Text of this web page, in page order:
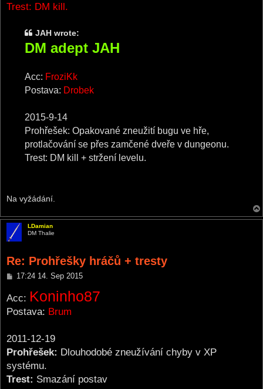
Trest: DM kill.
JAH wrote:
DM adept JAH
Acc: FroziKk
Postava: Drobek
2015-9-14
Prohřešek: Opakované zneužití bugu ve hře,
protlačování se přes zamčené dveře v dungeonu.
Trest: DM kill + stržení levelu.
Na vyžádání.
LDamian
DM Thalie
Re: Prohřešky hráčů + tresty
P
t
17:24 14. Sep 2015
Acc: Koninho87
Postava: Brum
2011-12-19
Prohřešek: Dlouhodobé zneužívání chyby v XP
systému.
Trest: Smazání postav